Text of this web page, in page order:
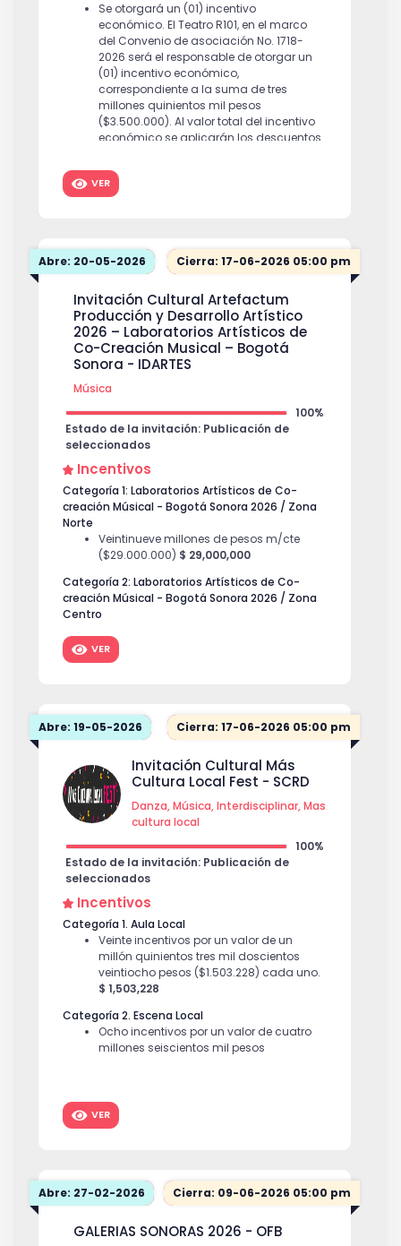
Se otorgará un (01) incentivo
económico. El Teatro R101, en el marco
del Convenio de asociación No. 1718-
2026 será el responsable de otorgar un
(01) incentivo económico,
correspondiente a la suma de tres
millones quinientos mil pesos
($3.500.000). Al valor total del incentivo
económico se aplicarán los descuentos
3,500,000
VER
Abre: 20-05-2026 Cierra: 17-06-2026 05:00 pm
Invitación Cultural Artefactum
Producción y Desarrollo Artístico
2026 – Laboratorios Artísticos de
Co-Creación Musical – Bogotá
Sonora - IDARTES
Música
100%
Estado de la invitación: Publicación de
seleccionados
Incentivos
Categoría 1: Laboratorios Artísticos de Co-
creación Músical - Bogotá Sonora 2026 / Zona
Norte
Veintinueve millones de pesos m/cte
($29.000.000) $ 29,000,000
Categoría 2: Laboratorios Artísticos de Co-
creación Músical - Bogotá Sonora 2026 / Zona
Centro
($29.000.000)
Veintinueve millones de pesos m/cte
($29.000.000)$ 29,000,000
VER
Abre: 19-05-2026 Cierra: 17-06-2026 05:00 pm
Invitación Cultural Más
Cultura Local Fest - SCRD
Danza, Música, Interdisciplinar, Mas
cultura local
100%
Estado de la invitación: Publicación de
seleccionados
Incentivos
Categoría 1. Aula Local
Veinte incentivos por un valor de un
millón quinientos tres mil doscientos
veintiocho pesos ($1.503.228) cada uno.
$ 1,503,228
Categoría 2. Escena Local
Ocho incentivos por un valor de cuatro
millones seiscientos mil pesos
Seis incentivos por un valor de siete
millones cien mil pesos ($7.100.000)
Seis incentivos por un valor de doce
millones seiscientos cincuenta mil
formato.$ 12,650,000
VER
Abre: 27-02-2026 Cierra: 09-06-2026 05:00 pm
GALERIAS SONORAS 2026 - OFB